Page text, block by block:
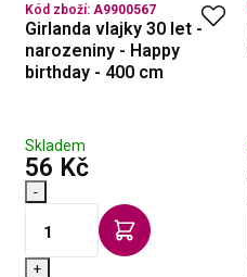
Kód zboží: A9900567
Girlanda vlajky 30 let -
narozeniny - Happy
birthday - 400 cm
Skladem
56 Kčs DPH
-
+